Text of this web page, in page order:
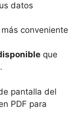
datos
más conveniente
que
pantalla del
PDF para